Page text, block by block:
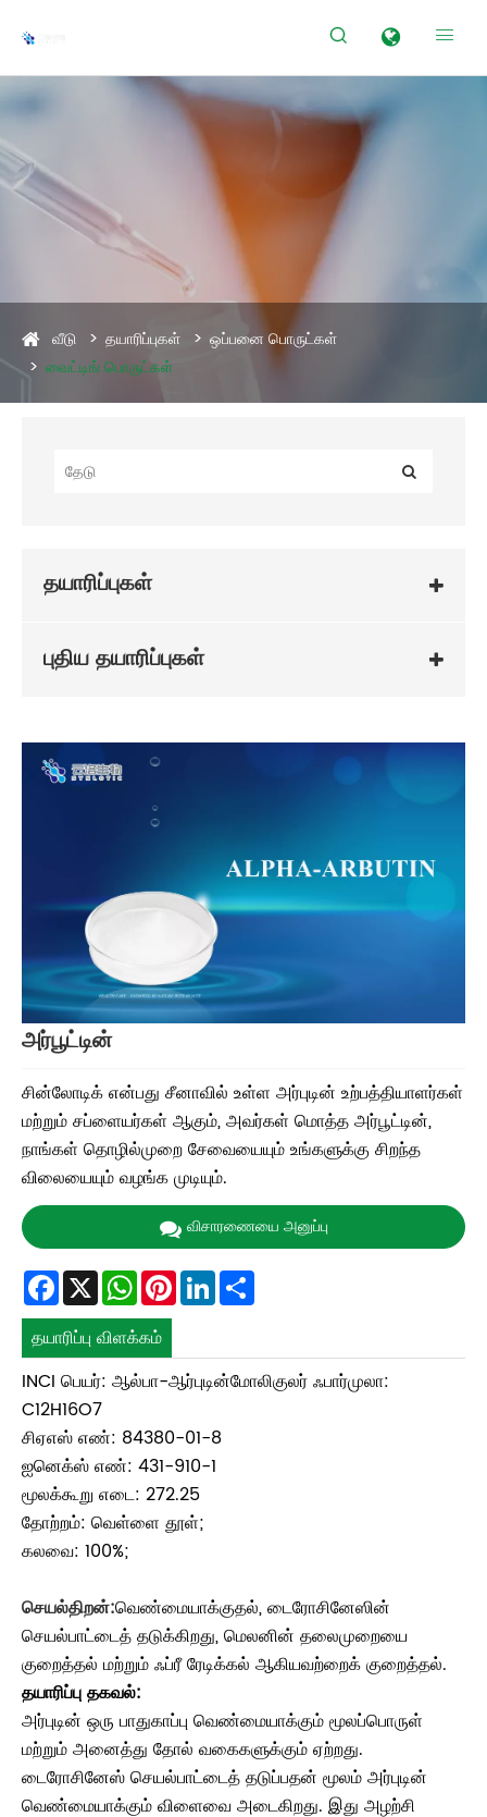
 
வீடு தயாரிப்புகள்
ஒப்பனை பொருட்கள்
வைட்டிங் பொருட்கள்
தயாரிப்புகள்
புதிய தயாரிப்புகள்
அர்பூட்டின்
சின்லோடிக் என்பது சீனாவில் உள்ள அர்புடின் உற்பத்தியாளர்கள்
மற்றும் சப்ளையர்கள் ஆகும், அவர்கள் மொத்த அர்பூட்டின்,
நாங்கள் தொழில்முறை சேவையையும் உங்களுக்கு சிறந்த
விலையையும் வழங்க முடியும்.
விசாரணையை அனுப்பு
Facebook
X WhatsApp
Pinterest
LinkedIn
தயாரிப்பு விளக்கம்
INCI பெயர்: ஆல்பா-ஆர்புடின்மோலிகுலர் ஃபார்முலா:
C12H16O7
சிஏஎஸ் எண்: 84380-01-8
ஐனெக்ஸ் எண்: 431-910-1
மூலக்கூறு எடை: 272.25
தோற்றம்: வெள்ளை தூள்;
கலவை: 100%;
செயல்திறன்:வெண்மையாக்குதல், டைரோசினேஸின்
செயல்பாட்டைத் தடுக்கிறது, மெலனின் தலைமுறையை
குறைத்தல் மற்றும் ஃப்ரீ ரேடிக்கல் ஆகியவற்றைக் குறைத்தல்.
தயாரிப்பு தகவல்:
அர்புடின் ஒரு பாதுகாப்பு வெண்மையாக்கும் மூலப்பொருள்
மற்றும் அனைத்து தோல் வகைகளுக்கும் ஏற்றது.
டைரோசினேஸ் செயல்பாட்டைத் தடுப்பதன் மூலம் அர்புடின்
வெண்மையாக்கும் விளைவை அடைகிறது. இது அழற்சி